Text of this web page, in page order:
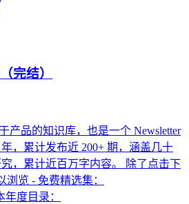
完结）
产品的知识库，也是一个 Newsletter
年，累计发布近 200+ 期，涵盖几十
，累计近百万字内容。 除了点击下
览 - 免费精选集：
年度目录：